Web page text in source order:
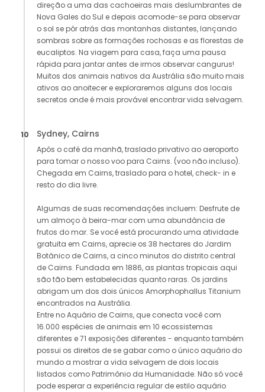
direção a uma das cachoeiras mais deslumbrantes de
Nova Gales do Sul e depois acomode-se para observar
o sol se pôr atrás das montanhas distantes, lançando
sombras sobre as formações rochosas e as florestas de
eucaliptos. Na viagem para casa, faça uma pausa
rápida para jantar antes de irmos observar cangurus!
Muitos dos animais nativos da Austrália são muito mais
ativos ao anoitecer e exploraremos alguns dos locais
secretos onde é mais provável encontrar vida selvagem.
10 Sydney, Cairns
Após o café da manhã, traslado privativo ao aeroporto
para tomar o nosso voo para Cairns. (voo não incluso).
Chegada em Cairns, traslado para o hotel, check- in e
resto do dia livre.
Algumas de suas recomendações incluem: Desfrute de
um almoço à beira-mar com uma abundância de
frutos do mar. Se você está procurando uma atividade
gratuita em Cairns, aprecie os 38 hectares do Jardim
Botânico de Cairns, a cinco minutos do distrito central
de Cairns. Fundada em 1886, as plantas tropicais aqui
são tão bem estabelecidas quanto raras. Os jardins
abrigam um dos dois únicos Amorphophallus Titanium
encontrados na Austrália.
Entre no Aquário de Cairns, que conecta você com
16.000 espécies de animais em 10 ecossistemas
diferentes e 71 exposições diferentes - enquanto também
possui os direitos de se gabar como o único aquário do
mundo a mostrar a vida selvagem de dois locais
listados como Patrimônio da Humanidade. Não só você
pode esperar a experiência regular de estilo aquário